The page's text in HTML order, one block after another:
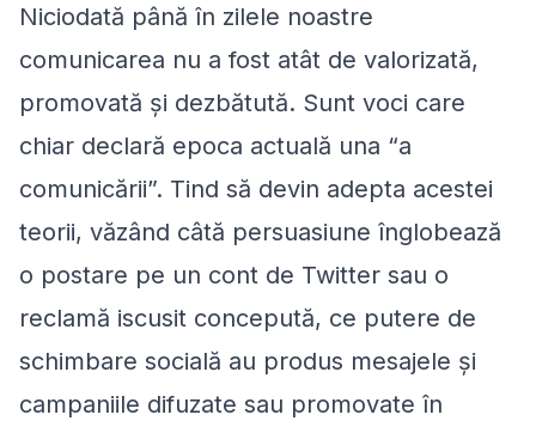
Niciodată până în zilele noastre
comunicarea nu a fost atât de valorizată,
promovată și dezbătută. Sunt voci care
chiar declară epoca actuală una “a
comunicării”. Tind să devin adepta acestei
teorii, văzând câtă persuasiune înglobează
o postare pe un cont de Twitter sau o
reclamă iscusit concepută, ce putere de
schimbare socială au produs mesajele și
campaniile difuzate sau promovate în